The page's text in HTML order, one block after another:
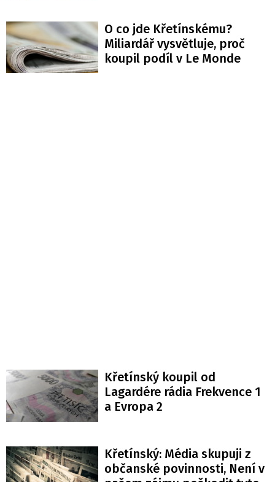
O co jde Křetínskému?
Miliardář vysvětluje, proč
koupil podíl v Le Monde
Křetínský koupil od
Lagardére rádia Frekvence 1
a Evropa 2
Křetínský: Média skupuji z
občanské povinnosti, Není v